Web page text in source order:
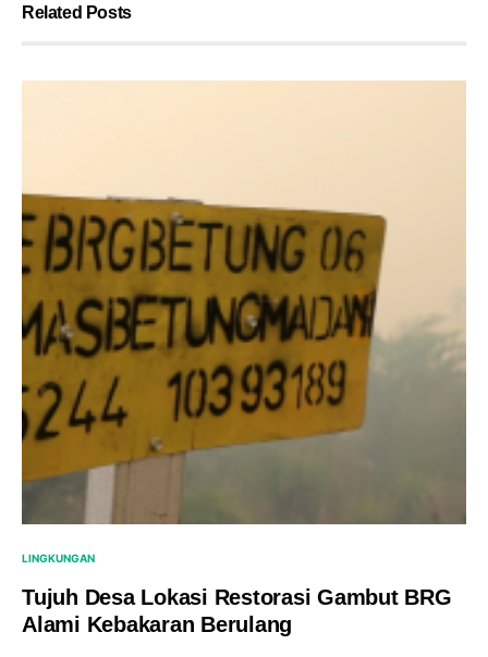
Related Posts
LINGKUNGAN
Tujuh Desa Lokasi Restorasi Gambut BRG
Alami Kebakaran Berulang